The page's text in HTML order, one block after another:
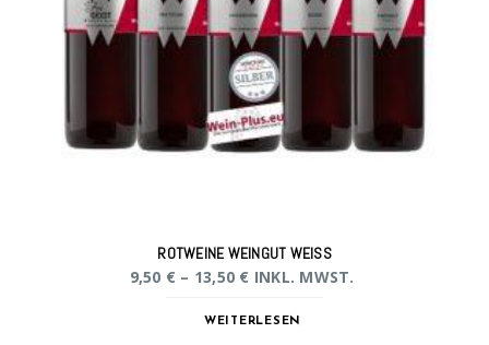
ROTWEINE WEINGUT WEISS
9,50 € – 13,50 € INKL. MWST.
WEITERLESEN